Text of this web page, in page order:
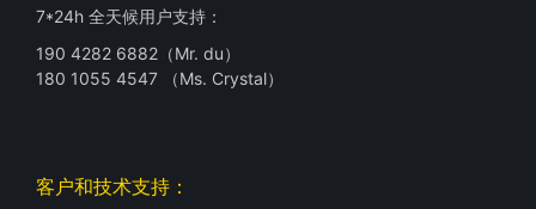
7*24h 全天候用户支持：
190 4282 6882（Mr. du）
180 1055 4547 （Ms. Crystal）
客户和技术支持：